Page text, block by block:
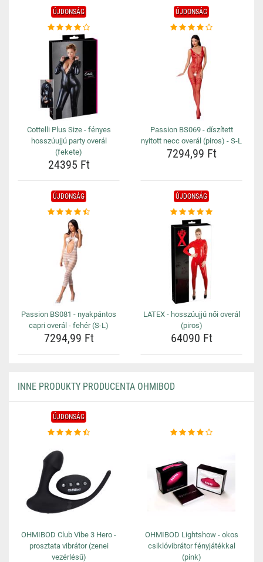
ÚJDONSÁG
Cottelli Plus Size - fényes
hosszúujjú party overál
(fekete)
24395 Ft
ÚJDONSÁG
Passion BS069 - díszített
nyitott necc overál (piros) - S-L
7294,99 Ft
ÚJDONSÁG
Passion BS081 - nyakpántos
capri overál - fehér (S-L)
7294,99 Ft
ÚJDONSÁG
LATEX - hosszúujjú női overál
(piros)
64090 Ft
INNE PRODUKTY PRODUCENTA OHMIBOD
ÚJDONSÁG
OHMIBOD Club Vibe 3 Hero -
prosztata vibrátor (zenei
vezérlésű)
OHMIBOD Lightshow - okos
csiklóvibrátor fényjátékkal
(pink)